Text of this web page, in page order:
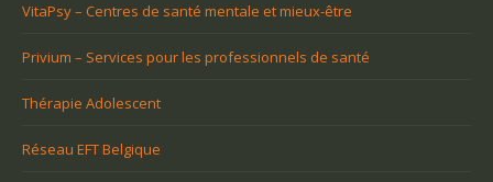
VitaPsy – Centres de santé mentale et mieux-être
Privium – Services pour les professionnels de santé
Thérapie Adolescent
Réseau EFT Belgique